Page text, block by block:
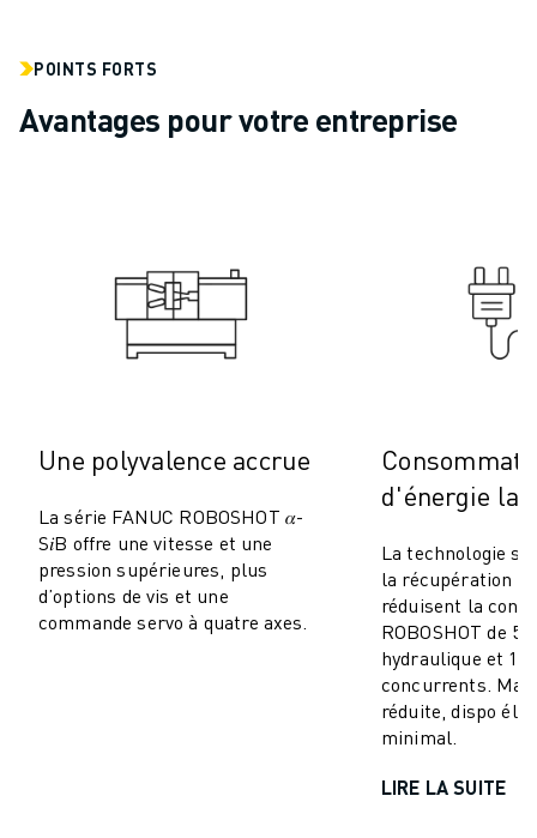
SOUDAGE À L'ARC
RECTIFICATION CNC
ENTRETIEN DES MACHINES
MANUTENTION
DÉCOUPAGE PAR FIL EDM
TÉMOIGNAGES
SERVICE CLIENTÈLE
SERVICE CLIENTÈLE
FANUC PLANS
TERRAIN ET MAINTENANCE
POINTS FORTS
Avantages pour votre entreprise
Une polyvalence accrue
La série FANUC ROBOSHOT 𝛼-
S𝑖B offre une vitesse et une
pression supérieures, plus
d’options de vis et une
commande servo à quatre axes.
d'énergie la
La technologie
la récupération
réduisent la
ROBOSHOT de
hydraulique et
concurrents.
réduite, dispo
minimal.
LIRE LA SUITE